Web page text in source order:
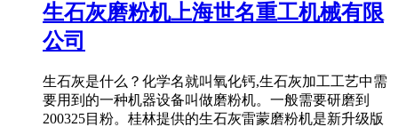
生石灰磨粉机上海世名重工机械有限
公司
生石灰是什么？化学名就叫氧化钙,生石灰加工工艺中需
要用到的一种机器设备叫做磨粉机。一般需要研磨到
200325目粉。桂林提供的生石灰雷蒙磨粉机是新升级版